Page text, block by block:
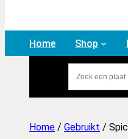
Home Shop
Home / Gebruikt /